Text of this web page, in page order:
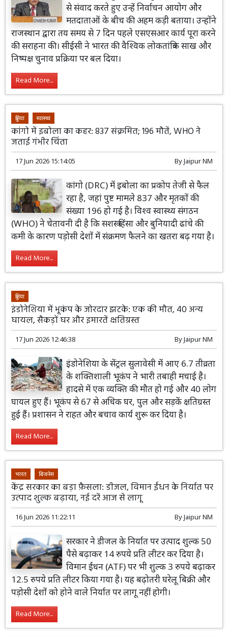
से संवाद करते हुए उन्हें निर्वाचन आयोग और
मतदाताओं के बीच की अहम कड़ी बताया। उन्होंने
राजस्थान द्वारा तय समय से 7 दिन पहले एसएसआर कार्य पूरा करने
की सराहना की। सीईसी ने भारत की वैश्विक लोकतांत्रिक साख और
निष्पक्ष चुनाव प्रक्रिया पर बल दिया।
Read More...
दुनिया स्वास्थ्य
कांगो में इबोला का कहर: 837 संक्रमित; 196 मौतें, WHO ने
जताई गंभीर चिंता
17 Jun 2026 15:14:05 ByJaipur NM
कांगो (DRC) में इबोला का प्रकोप तेजी से फैल
रहा है, जहां पुष्ट मामले 837 और मृतकों की
संख्या 196 हो गई है। विश्व स्वास्थ्य संगठन
(WHO) ने चेतावनी दी है कि सशस्त्र हिंसा और बुनियादी ढांचे की
कमी के कारण पड़ोसी देशों में संक्रमण फैलने का खतरा बढ़ गया है।
Read More...
दुनिया
इंडोनेशिया में भूकंप के जोरदार झटके: एक की मौत, 40 अन्य
घायल, सैकड़ों घर और इमारतें क्षतिग्रस्त
17 Jun 2026 12:46:38 ByJaipur NM
इंडोनेशिया के सेंट्रल सुलावेसी में आए 6.7 तीव्रता
के शक्तिशाली भूकंप ने भारी तबाही मचाई है।
हादसे में एक व्यक्ति की मौत हो गई और 40 लोग
घायल हुए हैं। भूकंप से 67 से अधिक घर, पुल और सड़कें क्षतिग्रस्त
हुई हैं। प्रशासन ने राहत और बचाव कार्य शुरू कर दिया है।
Read More...
भारत बिजनेस
केंद्र सरकार का बड़ा फ़ैसला: डीजल, विमान ईंधन के निर्यात पर
उत्पाद शुल्क बढ़ाया, नई दरें आज से लागू
16 Jun 2026 11:22:11 ByJaipur NM
सरकार ने डीजल के निर्यात पर उत्पाद शुल्क 50
पैसे बढ़ाकर 14 रुपये प्रति लीटर कर दिया है।
विमान ईंधन (ATF) पर भी शुल्क 3 रुपये बढ़ाकर
12.5 रुपये प्रति लीटर किया गया है। यह बढ़ोतरी घरेलू बिक्री और
पड़ोसी देशों को होने वाले निर्यात पर लागू नहीं होगी।
Read More...